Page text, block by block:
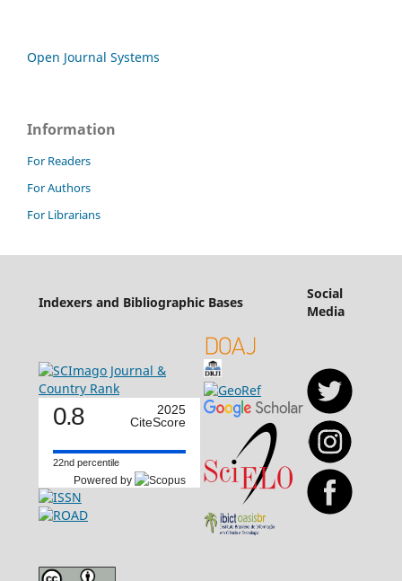
Open Journal Systems
Information
For Readers
For Authors
For Librarians
Indexers and Bibliographic Bases
Social
Media
0.8
2025
CiteScore
22nd percentile
Powered by